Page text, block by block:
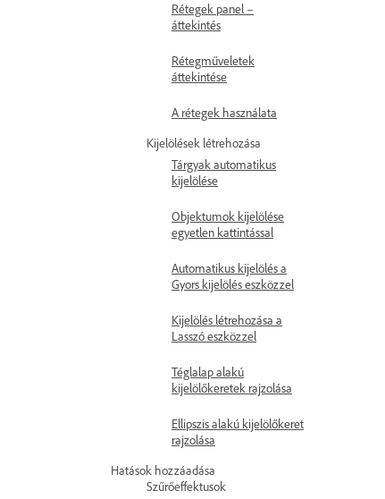
Rétegek panel –
áttekintés
Rétegműveletek
áttekintése
A rétegek használata
Kijelölések létrehozása
Tárgyak automatikus
kijelölése
Objektumok kijelölése
egyetlen kattintással
Automatikus kijelölés a
Gyors kijelölés eszközzel
Kijelölés létrehozása a
Lasszó eszközzel
Téglalap alakú
kijelölőkeretek rajzolása
Ellipszis alakú kijelölőkeret
rajzolása
Hatások hozzáadása
Szűrőeffektusok